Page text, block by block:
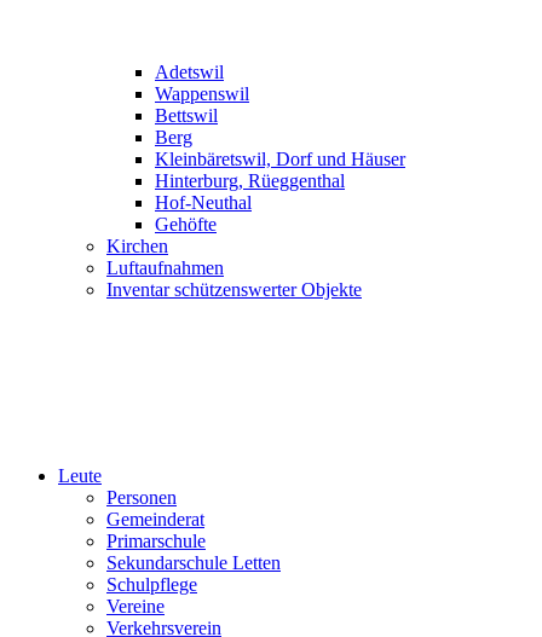
Adetswil
Wappenswil
Bettswil
Berg
Kleinbäretswil, Dorf und Häuser
Hinterburg, Rüeggenthal
Hof-Neuthal
Gehöfte
Kirchen
Luftaufnahmen
Inventar schützenswerter Objekte
Leute
Personen
Gemeinderat
Primarschule
Sekundarschule Letten
Schulpflege
Vereine
Verkehrsverein